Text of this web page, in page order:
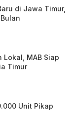
di Jawa Timur,
Lokal, MAB Siap
Timur
Unit Pikap